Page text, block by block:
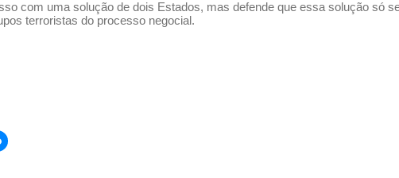
com uma solução de dois Estados, mas defende que essa solução só
terroristas do processo negocial.